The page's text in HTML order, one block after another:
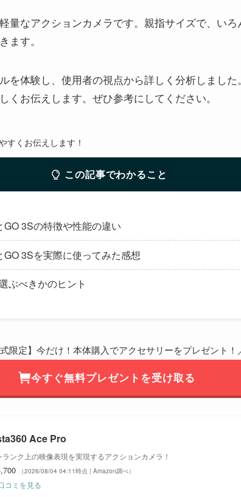
量なアクションカメラです。親指サイズで、い
ます。
を体験し、使用者の視点から詳しく分析しまし
くお伝えします。ぜひ参考にしてください。
すくお伝えします！
この記事でわかること
GO 3Sの特徴や性能の違い
GO 3Sを実際に使ってみた感想
ぶべきかのヒント
限定】今だけ！本体購入でアクセサリーをプレゼント！
今すぐ無料プレゼントを受け取る
Ace Pro
ランク上の映像表現を実現するアクションカメラ！
（2026/08/04 04:11時点 | Amazon調べ）
コミを見る